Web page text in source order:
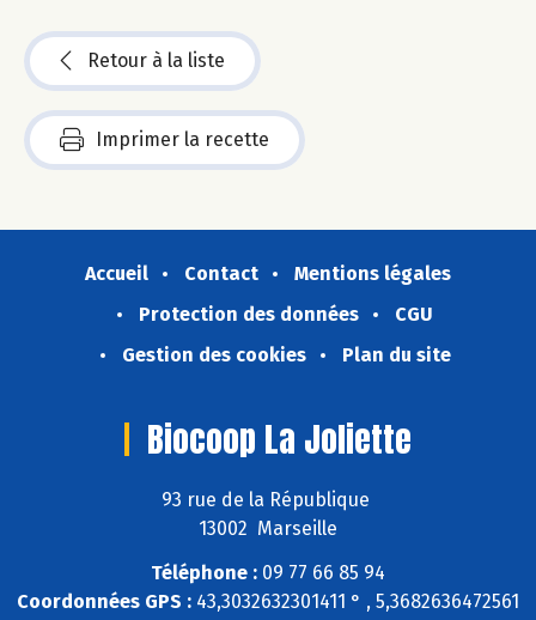
Retour à la liste
Imprimer la recette
Accueil Contact
Mentions légales
Protection des données
CGU
Gestion des cookies
Plan du site
Biocoop La Joliette
93 rue de la République
13002 Marseille
Téléphone : 09 77 66 85 94
Coordonnées GPS : 43,3032632301411 ° , 5,3682636472561